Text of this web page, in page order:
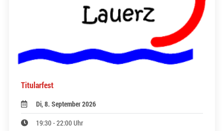
Titularfest
Di, 8. September 2026
19:30 - 22:00 Uhr